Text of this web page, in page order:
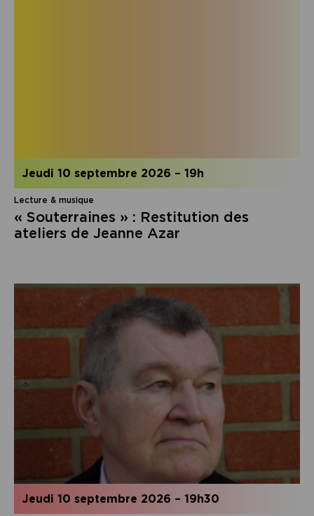
jeudi 10 septembre 2026 – 19h
Lecture & musique
« Souterraines » : Restitution des
ateliers de Jeanne Azar
jeudi 10 septembre 2026 – 19h30